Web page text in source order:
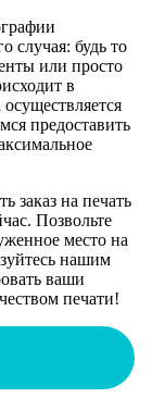
случая: будь то
или просто
в
предоставить
заказ на печать
Позвольте
место на
нашим
ваши
печати!